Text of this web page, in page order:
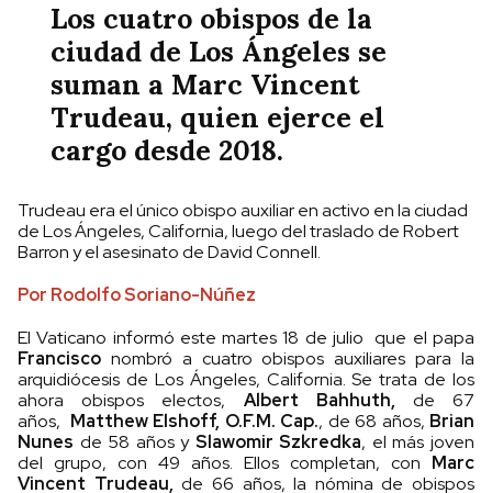
Los cuatro obispos de la
ciudad de Los Ángeles se
suman a Marc Vincent
Trudeau, quien ejerce el
cargo desde 2018.
Trudeau era el único obispo auxiliar en activo en la ciudad
de Los Ángeles, California, luego del traslado de Robert
Barron y el asesinato de David Connell.
Por Rodolfo Soriano-Núñez
El Vaticano informó este martes 18 de julio que el papa
Francisco nombró a cuatro obispos auxiliares para la
arquidiócesis de Los Ángeles, California. Se trata de los
ahora obispos electos, Albert Bahhuth, de 67
años, Matthew Elshoff, O.F.M. Cap., de 68 años, Brian
Nunes de 58 años y Slawomir Szkredka, el más joven
del grupo, con 49 años. Ellos completan, con Marc
Vincent Trudeau, de 66 años, la nómina de obispos